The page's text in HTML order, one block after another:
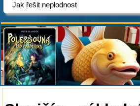
Jak řešit neplodnost